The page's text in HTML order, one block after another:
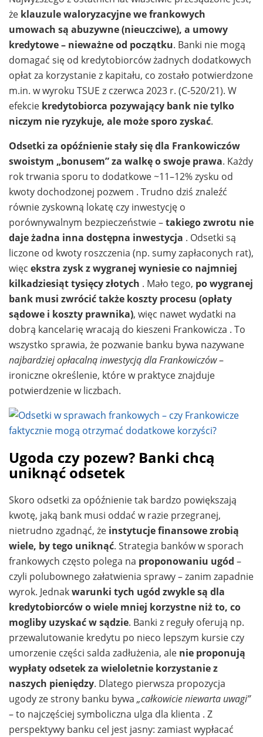
że klauzule waloryzacyjne we frankowych
umowach są abuzywne (nieuczciwe), a umowy
kredytowe – nieważne od początku. Banki nie mogą
domagać się od kredytobiorców żadnych dodatkowych
opłat za korzystanie z kapitału, co zostało potwierdzone
m.in. w wyroku TSUE z czerwca 2023 r. (C-520/21). W
efekcie kredytobiorca pozywający bank nie tylko
niczym nie ryzykuje, ale może sporo zyskać.
Odsetki za opóźnienie stały się dla Frankowiczów
swoistym „bonusem” za walkę o swoje prawa. Każdy
rok trwania sporu to dodatkowe ~11–12% zysku od
kwoty dochodzonej pozwem . Trudno dziś znaleźć
równie zyskowną lokatę czy inwestycję o
porównywalnym bezpieczeństwie –takiego zwrotu nie
daje żadna inna dostępna inwestycja . Odsetki są
liczone od kwoty roszczenia (np. sumy zapłaconych rat),
więc ekstra zysk z wygranej wyniesie co najmniej
kilkadziesiąt tysięcy złotych . Mało tego, po wygranej
bank musi zwrócić także koszty procesu (opłaty
sądowe i koszty prawnika), więc nawet wydatki na
dobrą kancelarię wracają do kieszeni Frankowicza . To
wszystko sprawia, że pozwanie banku bywa nazywane
najbardziej opłacalną inwestycją dla Frankowiczów–
ironiczne określenie, które w praktyce znajduje
potwierdzenie w liczbach.
Ugoda czy pozew? Banki chcą
uniknąć odsetek
Skoro odsetki za opóźnienie tak bardzo powiększają
kwotę, jaką bank musi oddać w razie przegranej,
nietrudno zgadnąć, że instytucje finansowe zrobią
wiele, by tego uniknąć. Strategia banków w sporach
frankowych często polega na proponowaniu ugód –
czyli polubownego załatwienia sprawy – zanim zapadnie
wyrok. Jednakwarunki tych ugód zwykle są dla
kredytobiorców o wiele mniej korzystne niż to, co
mogliby uzyskać w sądzie. Banki z reguły oferują np.
przewalutowanie kredytu po nieco lepszym kursie czy
umorzenie części salda zadłużenia, ale nie proponują
wypłaty odsetek za wieloletnie korzystanie z
naszych pieniędzy. Dlatego pierwsza propozycja
ugody ze strony banku bywa „całkowicie niewarta uwagi”
– to najczęściej symboliczna ulga dla klienta . Z
perspektywy banku cel jest jasny: zamiast wypłacać